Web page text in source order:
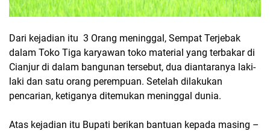
Dari kejadian itu 3 Orang meninggal, Sempat Terjebak
dalam Toko Tiga karyawan toko material yang terbakar di
Cianjur di dalam bangunan tersebut, dua diantaranya laki-
laki dan satu orang perempuan. Setelah dilakukan
pencarian, ketiganya ditemukan meninggal dunia.
Atas kejadian itu Bupati berikan bantuan kepada masing –